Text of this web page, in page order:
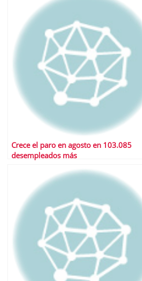
Crece el paro en agosto en 103.085
desempleados más